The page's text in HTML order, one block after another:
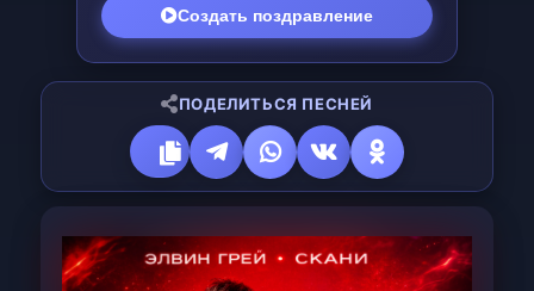
Создать песню
ПОДЕЛИТЬСЯ ПЕСНЕЙ